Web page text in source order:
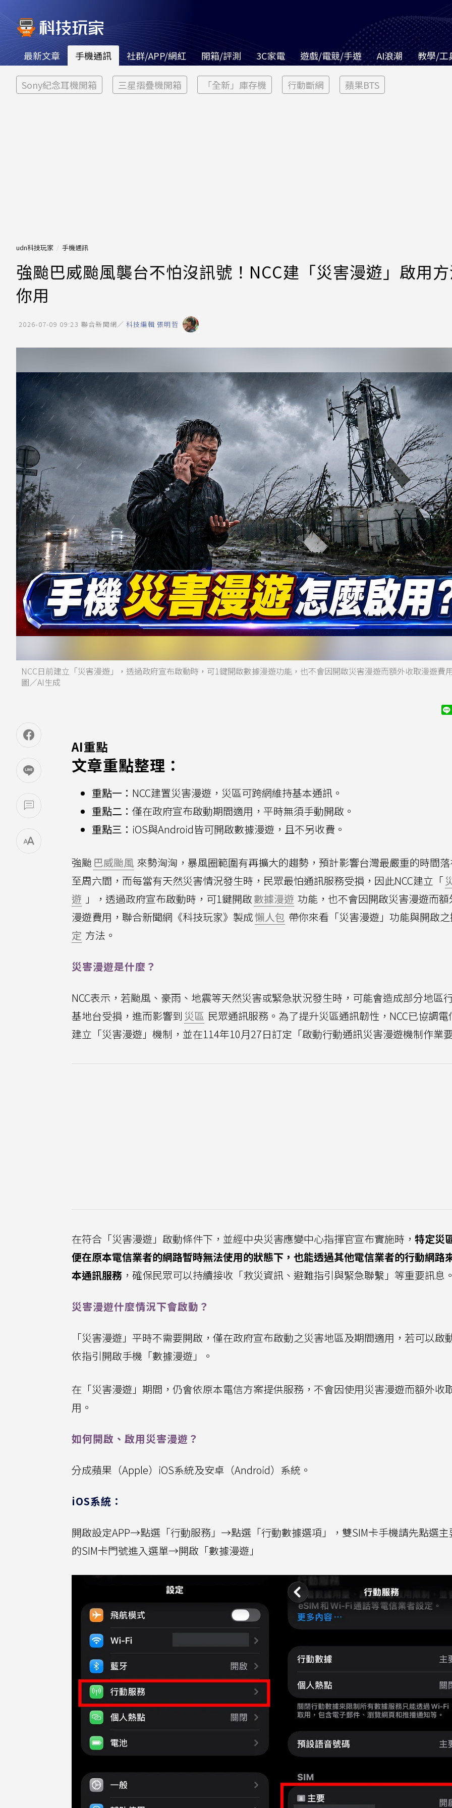
最新文章 手機通訊 社群/APP/網紅 開箱/評測 3C家電 遊戲/電競/手遊 AI浪潮 教學/工
Sony紀念耳機開箱 三星摺疊機開箱 「全新」庫存機 行動斷網 蘋果BTS
udn科技玩家 手機通訊
強颱巴威颱風襲台不怕沒訊號！NCC建「災害漫遊」啟用
你用
2026-07-09 09:23 聯合新聞網／ 科技編輯 張明哲
NCC日前建立「災害漫遊」，透過政府宣布啟動時，可1鍵開啟數據漫遊功能，也不會因開啟災害漫遊而額外收取漫遊費
圖／AI生成
AI重點
文章重點整理：
重點一： NCC建置災害漫遊，災區可跨網維持基本通訊。
重點二： 僅在政府宣布啟動期間適用，平時無須手動開啟。
重點三： iOS與Android皆可開啟數據漫遊，且不另收費。
強颱 巴威颱風 來勢洶洶，暴風圈範圍有再擴大的趨勢，預計影響台灣最嚴重的時間
至周六間，而每當有天然災害情況發生時，民眾最怕通訊服務受損，因此NCC建立「
遊 」，透過政府宣布啟動時，可1鍵開啟數據漫遊 功能，也不會因開啟災害漫遊而
漫遊費用，聯合新聞網《科技玩家》製成懶人包 帶你來看「災害漫遊」功能與開啟
定 方法。
災害漫遊是什麼？
NCC表示，若颱風、豪雨、地震等天然災害或緊急狀況發生時，可能會造成部分地區
基地台受損，進而影響到 災區 民眾通訊服務。為了提升災區通訊韌性，NCC已協調
建立「災害漫遊」機制，並在114年10月27日訂定「啟動行動通訊災害漫遊機制作業
在符合「災害漫遊」啟動條件下，並經中央災害應變中心指揮官宣布實施時， 特定災
便在原本電信業者的網路暫時無法使用的狀態下，也能透過其他電信業者的行動網路
本通訊服務 ，確保民眾可以持續接收「救災資訊、避難指引與緊急聯繫」等重要訊息
災害漫遊什麼情況下會啟動？
「災害漫遊」平時不需要開啟，僅在政府宣布啟動之災害地區及期間適用，若可以啟
依指引開啟手機「數據漫遊」。
在「災害漫遊」期間，仍會依原本電信方案提供服務，不會因使用災害漫遊而額外收
用。
如何開啟、啟用災害漫遊？
分成蘋果（Apple）iOS系統及安卓（Android）系統。
iOS系統：
開啟設定APP→點選「行動服務」→點選「行動數據選項」，雙SIM卡手機請先點選主
的SIM卡門號進入選單→開啟「數據漫遊」